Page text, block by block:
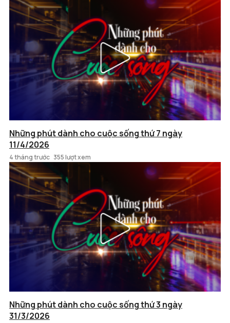
Những phút dành cho cuộc sống thứ 7 ngày
11/4/2026
4 tháng trước 355 lượt xem
Những phút dành cho cuộc sống thứ 3 ngày
31/3/2026